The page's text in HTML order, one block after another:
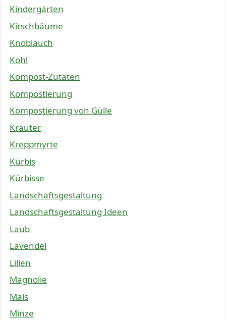
Kindergärten
Kirschbäume
Knoblauch
Kohl
Kompost-Zutaten
Kompostierung
Kompostierung von Gülle
Kräuter
Kreppmyrte
Kürbis
Kürbisse
Landschaftsgestaltung
Landschaftsgestaltung Ideen
Laub
Lavendel
Lilien
Magnolie
Mais
Minze